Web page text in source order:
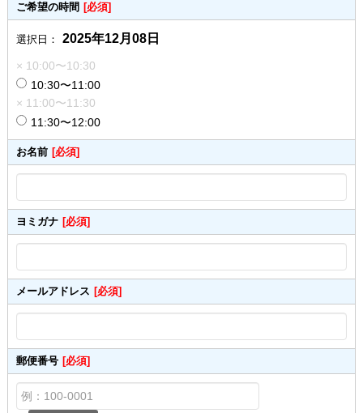
ご希望の時間 [必須]
選択日： 2025年12月08日
× 10:00〜10:30
10:30〜11:00
× 11:00〜11:30
11:30〜12:00
お名前 [必須]
ヨミガナ [必須]
メールアドレス [必須]
郵便番号 [必須]